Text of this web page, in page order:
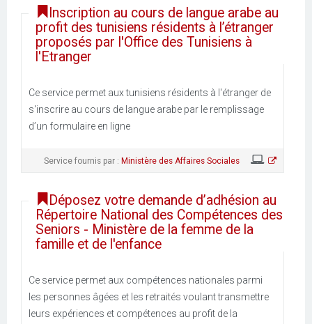
Inscription au cours de langue arabe au
profit des tunisiens résidents à l’étranger
proposés par l'Office des Tunisiens à
l'Etranger
Ce service permet aux tunisiens résidents à l'étranger de
s'inscrire au cours de langue arabe par le remplissage
d’un formulaire en ligne
Service fournis par : Ministère des Affaires Sociales
Déposez votre demande d’adhésion au
Répertoire National des Compétences des
Seniors - Ministère de la femme de la
famille et de l'enfance
Ce service permet aux compétences nationales parmi
les personnes âgées et les retraités voulant transmettre
leurs expériences et compétences au profit de la